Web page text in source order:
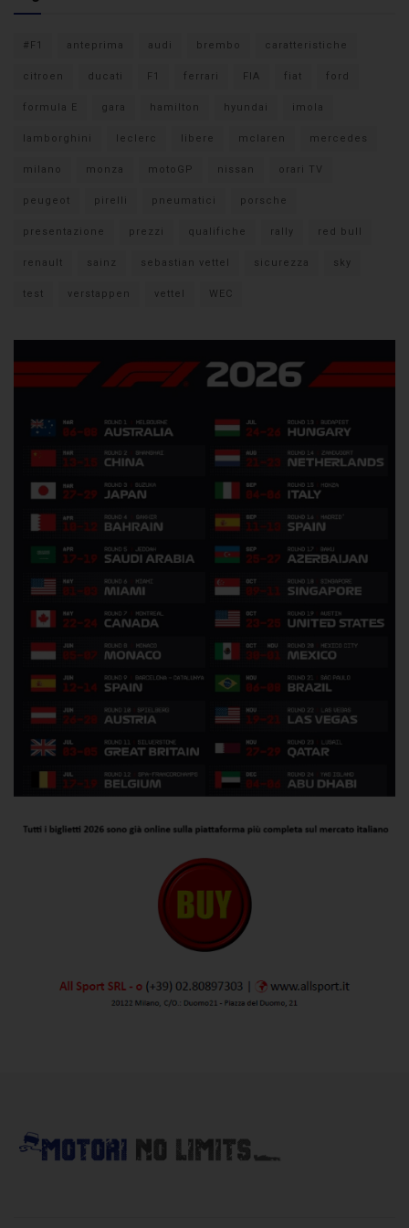
#F1 anteprima audi brembo caratteristiche
citroen ducati F1 ferrari FIA fiat ford
formula E gara hamilton hyundai imola
lamborghini leclerc libere mclaren mercedes
milano monza motoGP nissan orari TV
peugeot pirelli pneumatici porsche
presentazione prezzi qualifiche rally red bull
renault sainz sebastian vettel sicurezza sky
test verstappen vettel WEC